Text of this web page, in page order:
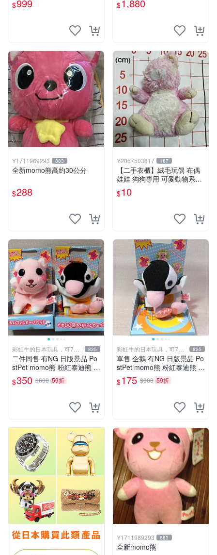
$999
$1,880
Y1711989293 883
全新momo熊高約30公分
$288
Y2067503817 167
【二手衣櫃】絨毛玩偶 布偶
娃娃 狗狗專用 可愛動物系列
耐咬耐磨玩具 玩偶 粉紅熊寵
物玩具 1120929
$10
彩虹牛的日本玩具，可7取
付
825
二件同售 有NG 日版景品 Po
stPet momo熊 粉紅泰迪熊 妹
妹 comomo 企鵝 娃娃 布偶
手指頭 娃娃
$350 $600 59折
彩虹牛的日本玩具，可7取
付
825
單售 企鵝 有NG 日版景品 Po
stPet momo熊 粉紅泰迪熊 娃
娃 布偶 手指頭 娃娃
$175 $300 59折
Y1711989293 883
全新momo熊